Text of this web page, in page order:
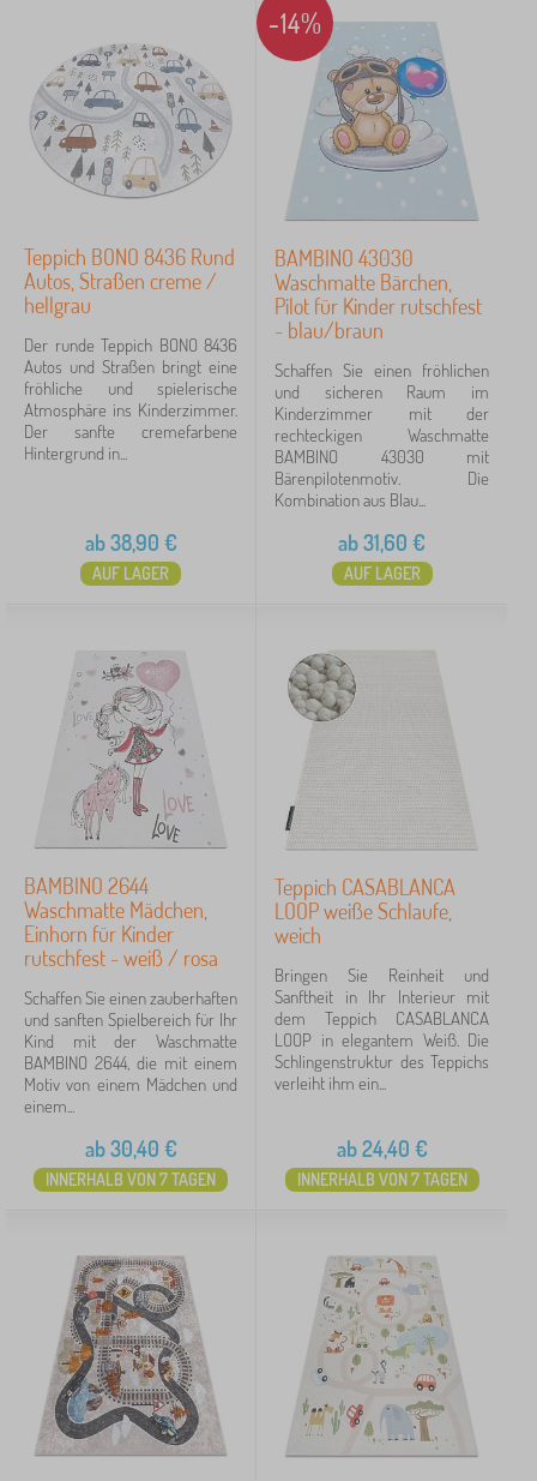
Teppich BONO 8436 Rund
Autos, Straßen creme /
hellgrau
Der runde Teppich BONO 8436
Autos und Straßen bringt eine
fröhliche und spielerische
Atmosphäre ins Kinderzimmer.
Der sanfte cremefarbene
Hintergrund in...
ab38,90 €
AUF LAGER
-14%
BAMBINO 43030
Waschmatte Bärchen,
Pilot für Kinder rutschfest
- blau/braun
Schaffen Sie einen fröhlichen
und sicheren Raum im
Kinderzimmer mit der
rechteckigen Waschmatte
BAMBINO 43030 mit
Bärenpilotenmotiv. Die
Kombination aus Blau...
ab31,60 €
AUF LAGER
BAMBINO 2644
Waschmatte Mädchen,
Einhorn für Kinder
rutschfest - weiß / rosa
Schaffen Sie einen zauberhaften
und sanften Spielbereich für Ihr
Kind mit der Waschmatte
BAMBINO 2644, die mit einem
Motiv von einem Mädchen und
einem...
ab30,40 €
INNERHALB VON 7 TAGEN
Teppich CASABLANCA
LOOP weiße Schlaufe,
weich
Bringen Sie Reinheit und
Sanftheit in Ihr Interieur mit
dem Teppich CASABLANCA
LOOP in elegantem Weiß. Die
Schlingenstruktur des Teppichs
verleiht ihm ein...
ab24,40 €
INNERHALB VON 7 TAGEN